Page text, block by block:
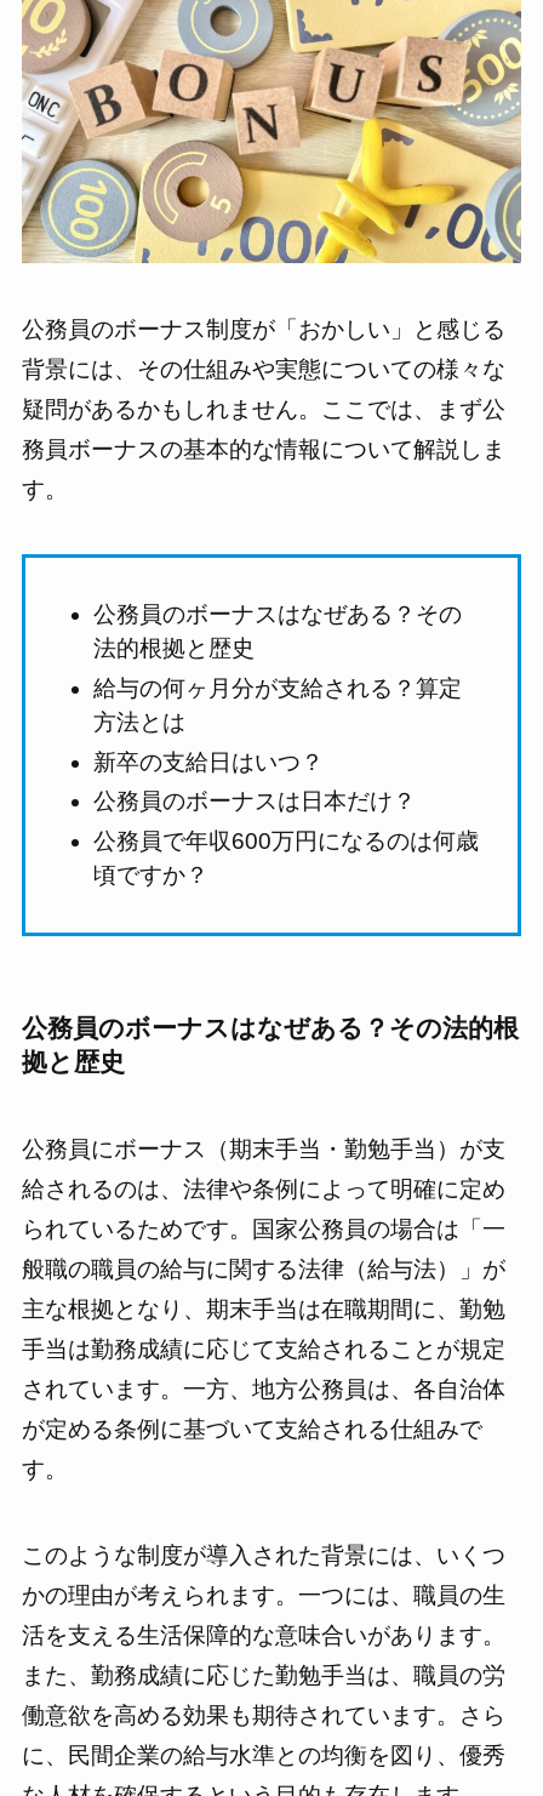
公務員のボーナス制度が「おかしい」と感じる
背景には、その仕組みや実態についての様々な
疑問があるかもしれません。ここでは、まず公
務員ボーナスの基本的な情報について解説しま
す。
公務員のボーナスはなぜある？その
法的根拠と歴史
給与の何ヶ月分が支給される？算定
方法とは
新卒の支給日はいつ？
公務員のボーナスは日本だけ？
公務員で年収600万円になるのは何歳
頃ですか？
公務員のボーナスはなぜある？その法的根
拠と歴史
公務員にボーナス（期末手当・勤勉手当）が支
給されるのは、法律や条例によって明確に定め
られているためです。国家公務員の場合は「一
般職の職員の給与に関する法律（給与法）」が
主な根拠となり、期末手当は在職期間に、勤勉
手当は勤務成績に応じて支給されることが規定
されています。一方、地方公務員は、各自治体
が定める条例に基づいて支給される仕組みで
す。
このような制度が導入された背景には、いくつ
かの理由が考えられます。一つには、職員の生
活を支える生活保障的な意味合いがあります。
また、勤務成績に応じた勤勉手当は、職員の労
働意欲を高める効果も期待されています。さら
に、民間企業の給与水準との均衡を図り、優秀